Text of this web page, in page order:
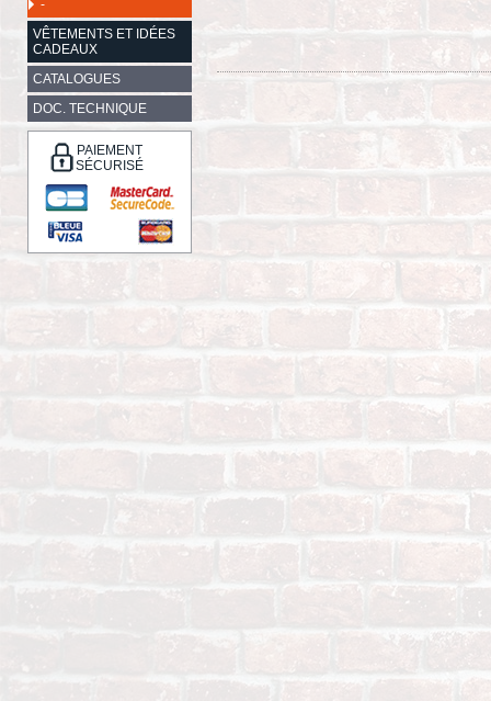
-
VÊTEMENTS ET IDÉES
CADEAUX
CATALOGUES
DOC. TECHNIQUE
PAIEMENT
SÉCURISÉ